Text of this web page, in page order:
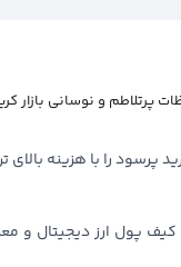
پرتلاطم و نوسانی بازار
پرسود را با هزینه
پول ارز دیجیتال و